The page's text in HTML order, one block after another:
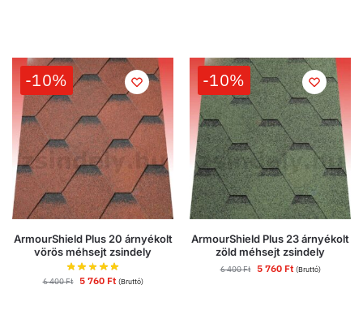
-10%
ArmourShield Plus 20 árnyékolt
vörös méhsejt zsindely
6 400Ft 5 760 Ft (Bruttó)
-10%
ArmourShield Plus 23 árnyékolt
zöld méhsejt zsindely
6 400Ft 5 760 Ft (Bruttó)